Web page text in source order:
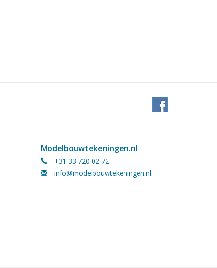
Modelbouwtekeningen.nl
+31 33 720 02 72
info@modelbouwtekeningen.nl